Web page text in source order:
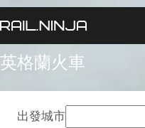
英格蘭火車
出發城市